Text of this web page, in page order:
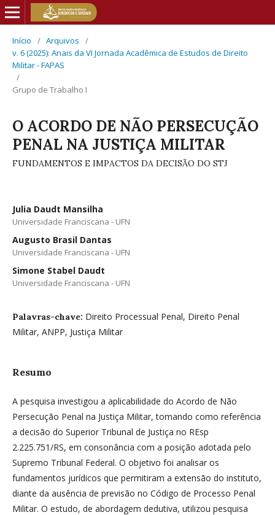
Início / Arquivos
/
v. 6 (2025): Anais da VI Jornada Acadêmica de Estudos de Direito
Militar - FAPAS
/
Grupo de Trabalho I
O ACORDO DE NÃO PERSECUÇÃO
PENAL NA JUSTIÇA MILITAR
FUNDAMENTOS E IMPACTOS DA DECISÃO DO STJ
Julia Daudt Mansilha
Universidade Franciscana - UFN
Augusto Brasil Dantas
Universidade Franciscana - UFN
Simone Stabel Daudt
Universidade Franciscana - UFN
Palavras-chave: Direito Processual Penal, Direito Penal
Militar, ANPP, Justiça Militar
Resumo
A pesquisa investigou a aplicabilidade do Acordo de Não
Persecução Penal na Justiça Militar, tomando como referência
a decisão do Superior Tribunal de Justiça no REsp
2.225.751/RS, em consonância com a posição adotada pelo
Supremo Tribunal Federal. O objetivo foi analisar os
fundamentos jurídicos que permitiram a extensão do instituto,
diante da ausência de previsão no Código de Processo Penal
Militar. O estudo, de abordagem dedutiva, utilizou pesquisa